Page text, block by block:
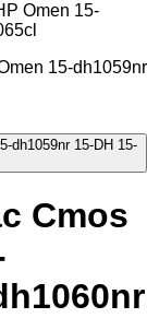
Omen 15-
Cmos